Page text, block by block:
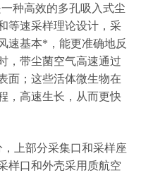
种高效的多孔吸入式尘
等速采样理论设计，采
速基本*，能更准确地反
，带尘菌空气高速通过
面；这些活体微生物在
，高速生长，从而更快
上部分采集口和采样座
样口和外壳采用质航空